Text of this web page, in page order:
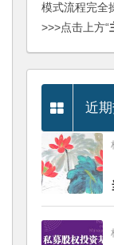
模式流程完全
>>>点击上方“
近